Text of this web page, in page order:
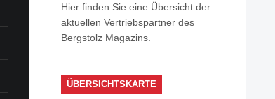
Hier finden Sie eine Übersicht der
aktuellen Vertriebspartner des
Bergstolz Magazins.
ÜBERSICHTSKARTE